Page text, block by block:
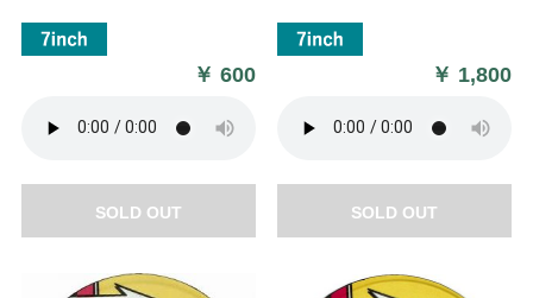
￥600
SOLD OUT
￥ 1,800
SOLD OUT